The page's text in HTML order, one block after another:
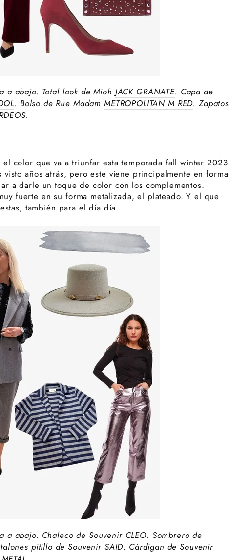
a abajo. Total look de Mioh JACK GRANATE. Capa de
. Bolso de Rue Madam METROPOLITAN M RED. Zapatos
.
color que va a triunfar esta temporada fall winter 2023
visto años atrás, pero este viene principalmente en forma
a darle un toque de color con los complementos.
fuerte en su forma metalizada, el plateado. Y el que
también para el día día.
a abajo. Chaleco de Souvenir CLEO. Sombrero de
pitillo de Souvenir SAID. Cárdigan de Souvenir